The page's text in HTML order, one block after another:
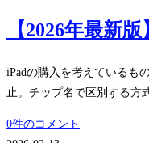
【2026年最新
iPadの購入を考えているも
止。チップ名で区別する
0件のコメント